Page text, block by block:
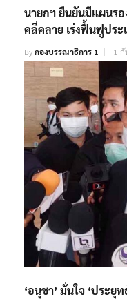
นายกฯ ยืนยันมีแผนร
คลี่คลาย เร่งฟื้นฟูประ
Byกองบรรณาธิการ 1 1
‘อนุชา’ มั่นใจ ‘ประ